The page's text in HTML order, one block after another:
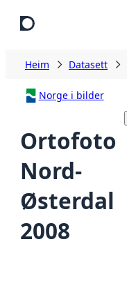
Heim Datasett
Norge i bilder
Ortofoto
Nord-
Østerdal
2008